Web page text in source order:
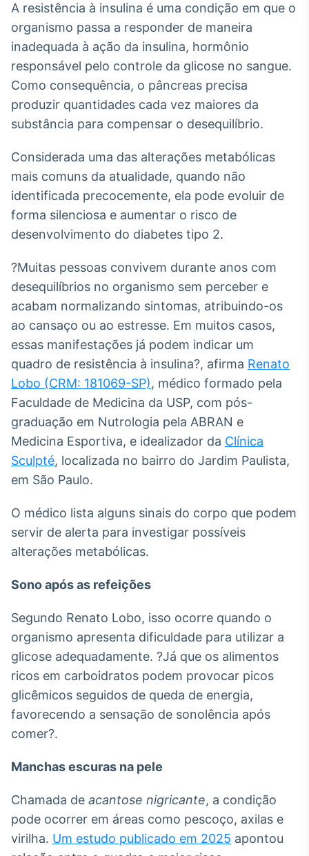
e Conteúdos
Broadcast
OTC
Plataforma para
negociação de
Datafeed
APIs para
integração de
conteúdos e
dados
Ticker
headlines de
notícias
Broadcast
Widgets
Componentes
para conteúdos e
funcionalidades
Broadcast
displays e telas
noticiosos
Soluções de
Tecnologia
Broadcast
Radar
Monitoramento
inteligente de
Broadcast
A melhor
plataforma para
analisar fundos
de investimento
no Brasil
A resistência à insulina é uma condição em que o
organismo passa a responder de maneira
inadequada à ação da insulina, hormônio
responsável pelo controle da glicose no sangue.
Como consequência, o pâncreas precisa
produzir quantidades cada vez maiores da
substância para compensar o desequilíbrio.
Considerada uma das alterações metabólicas
mais comuns da atualidade, quando não
identificada precocemente, ela pode evoluir de
forma silenciosa e aumentar o risco de
desenvolvimento do diabetes tipo 2.
?Muitas pessoas convivem durante anos com
desequilíbrios no organismo sem perceber e
acabam normalizando sintomas, atribuindo-os
ao cansaço ou ao estresse. Em muitos casos,
essas manifestações já podem indicar um
quadro de resistência à insulina?, afirma Renato
Lobo (CRM: 181069-SP), médico formado pela
Faculdade de Medicina da USP, com pós-
graduação em Nutrologia pela ABRAN e
Medicina Esportiva, e idealizador da Clínica
Sculpté, localizada no bairro do Jardim Paulista,
em São Paulo.
O médico lista alguns sinais do corpo que podem
servir de alerta para investigar possíveis
alterações metabólicas.
Sono após as refeições
Segundo Renato Lobo, isso ocorre quando o
organismo apresenta dificuldade para utilizar a
glicose adequadamente. ?Já que os alimentos
ricos em carboidratos podem provocar picos
glicêmicos seguidos de queda de energia,
favorecendo a sensação de sonolência após
comer?.
Manchas escuras na pele
Chamada de acantose nigricante, a condição
pode ocorrer em áreas como pescoço, axilas e
virilha. Um estudo publicado em 2025 apontou